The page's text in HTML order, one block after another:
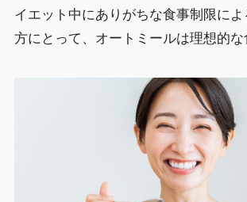
イエット中にありがちな食事制限に
方にとって、オートミールは理想的な